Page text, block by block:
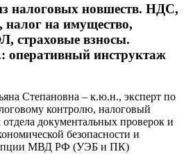
налоговых новшеств. НДС,
на имущество,
страховые взносы.
оперативный инструктаж
Степановна – к.ю.н., эксперт по
контролю, налоговый
отдела документальных проверок и
безопасности и
МВД РФ (УЭБ и ПК)